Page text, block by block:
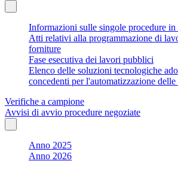
Informazioni sulle singole procedure in
Atti relativi alla programmazione di
forniture
Fase esecutiva dei lavori pubblici
Elenco delle soluzioni tecnologiche
concedenti per l'automatizzazione
Verifiche a campione
Avvisi di avvio procedure negoziate
Anno 2025
Anno 2026